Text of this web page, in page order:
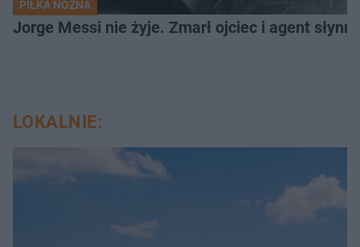
PIŁKA NOŻNA
Jorge Messi nie żyje. Zmarł ojciec i agent
LOKALNIE: